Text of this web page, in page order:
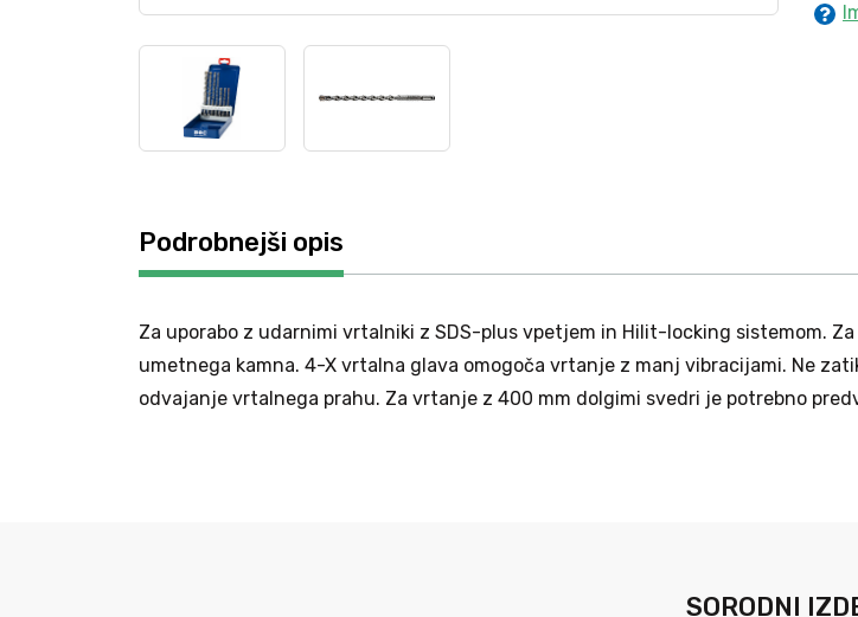
Podrobnejši opis
Za uporabo z udarnimi vrtalniki z SDS-plus vpetjem in Hilit-locking sistemom.
umetnega kamna. 4-X vrtalna glava omogoča vrtanje z manj vibracijami. Ne
odvajanje vrtalnega prahu. Za vrtanje z 400 mm dolgimi svedri je potrebno
SORODNI